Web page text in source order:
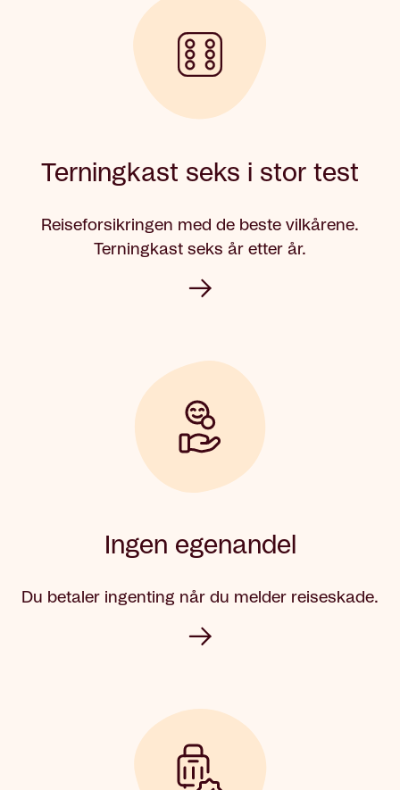
Terningkast seks i stor test
Reiseforsikringen med de beste vilkårene.
Terningkast seks år etter år.
Ingen egenandel
Du betaler ingenting når du melder reiseskade.